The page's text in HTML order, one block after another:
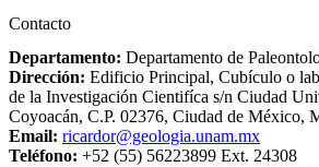
Contacto
Departamento: Departamento de
Dirección: Edificio Principal, Cubículo o
de la Investigación Cientifíca s/n Ciudad
Coyoacán, C.P. 02376, Ciudad de México,
Email: ricardor@geologia.unam.mx
Teléfono: +52 (55) 56223899 Ext. 24308